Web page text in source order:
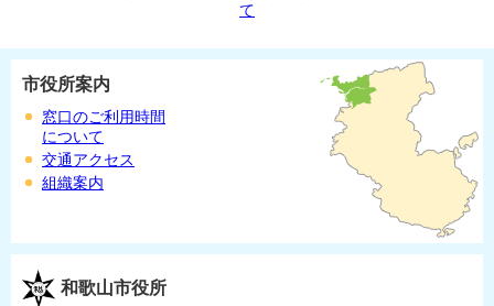
て
市役所案内
窓口のご利用時間
について
交通アクセス
組織案内
和歌山市役所